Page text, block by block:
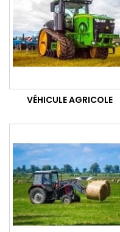
VÉHICULE AGRICOLE